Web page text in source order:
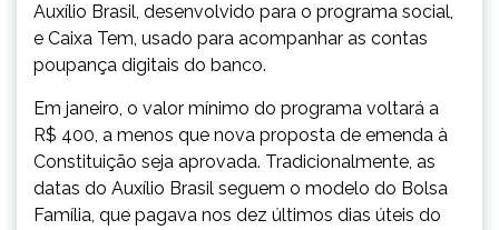
Auxílio Brasil, desenvolvido para o programa social,
e Caixa Tem, usado para acompanhar as contas
poupança digitais do banco.
Em janeiro, o valor mínimo do programa voltará a
R$ 400, a menos que nova proposta de emenda à
Constituição seja aprovada. Tradicionalmente, as
datas do Auxílio Brasil seguem o modelo do Bolsa
Família, que pagava nos dez últimos dias úteis do